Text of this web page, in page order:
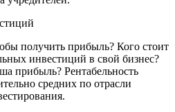
получить прибыль? Кого стоит
инвестиций в свой бизнес?
прибыль? Рентабельность
средних по отрасли